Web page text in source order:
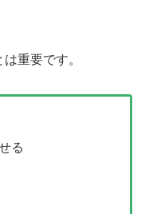
重要です。
る